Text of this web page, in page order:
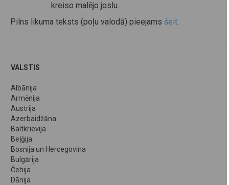
kreiso malējo joslu.
Pilns likuma teksts (poļu valodā) pieejams šeit.
VALSTIS
Albānija
Armēnija
Austrija
Azerbaidžāna
Baltkrievija
Beļģija
Bosnija un Hercegovina
Bulgārija
Čehija
Dānija